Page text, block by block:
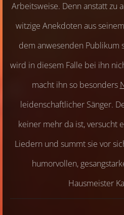
Arbeitsweise. Denn anstatt zu
witzige Anekdoten aus
dem anwesenden Publikum
wird in diesem Falle bei ihn
macht ihn so besonders
leidenschaftlicher Sänger.
keiner mehr da ist, versucht
Liedern und summt sie vor
humorvollen,
Hausmeister